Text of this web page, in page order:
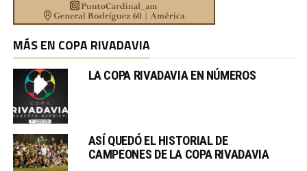
MÁS EN COPA RIVADAVIA
LA COPA RIVADAVIA EN NÚMEROS
ASÍ QUEDÓ EL HISTORIAL DE
CAMPEONES DE LA COPA RIVADAVIA